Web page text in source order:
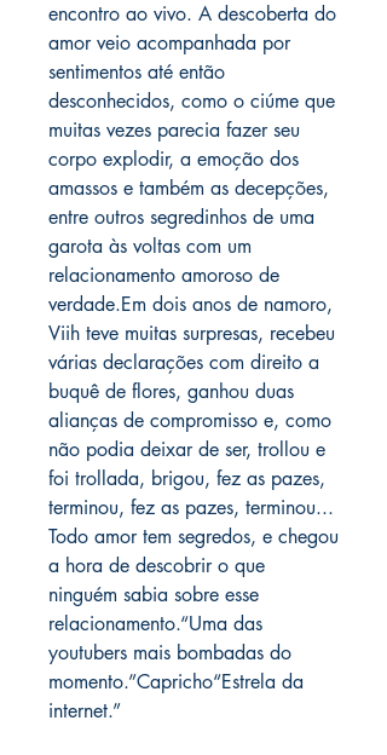
encontro ao vivo. A descoberta do
amor veio acompanhada por
sentimentos até então
desconhecidos, como o ciúme que
muitas vezes parecia fazer seu
corpo explodir, a emoção dos
amassos e também as decepções,
entre outros segredinhos de uma
garota às voltas com um
relacionamento amoroso de
verdade.Em dois anos de namoro,
Viih teve muitas surpresas, recebeu
várias declarações com direito a
buquê de flores, ganhou duas
alianças de compromisso e, como
não podia deixar de ser, trollou e
foi trollada, brigou, fez as pazes,
terminou, fez as pazes, terminou...
Todo amor tem segredos, e chegou
a hora de descobrir o que
ninguém sabia sobre esse
relacionamento.“Uma das
youtubers mais bombadas do
momento.”Capricho“Estrela da
internet.”